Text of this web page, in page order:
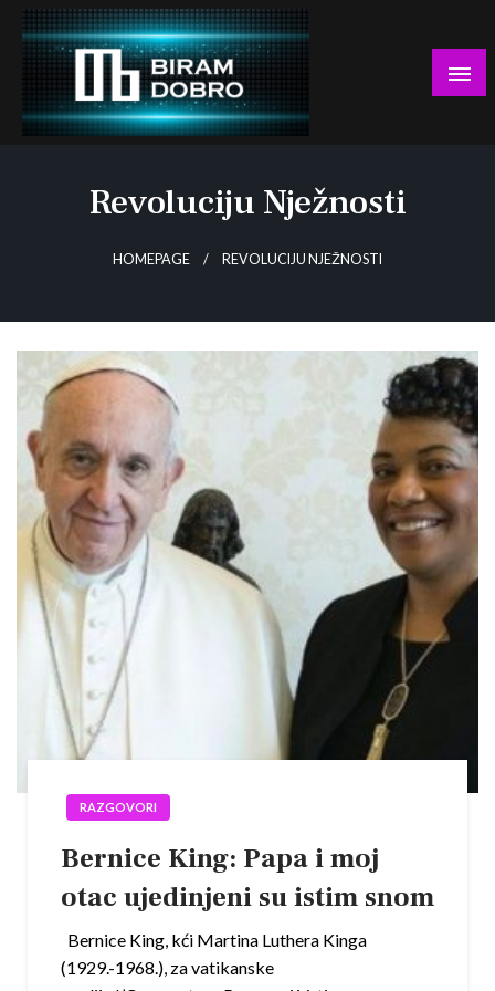
Skip
content
Revoluciju Nježnosti
HOMEPAGE REVOLUCIJU NJEŽNOSTI
RAZGOVORI
Bernice King: Papa i moj
otac ujedinjeni su istim snom
Bernice King, kći Martina Luthera Kinga
(1929.-1968.), za vatikanske